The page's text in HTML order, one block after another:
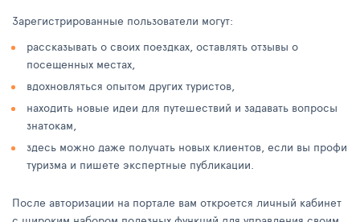
Зарегистрированные пользователи могут:
рассказывать о своих поездках, оставлять отзывы о
посещенных местах,
вдохновляться опытом других туристов,
находить новые идеи для путешествий и задавать вопросы
знатокам,
здесь можно даже получать новых клиентов, если вы профи
туризма и пишете экспертные публикации.
После авторизации на портале вам откроется личный кабинет